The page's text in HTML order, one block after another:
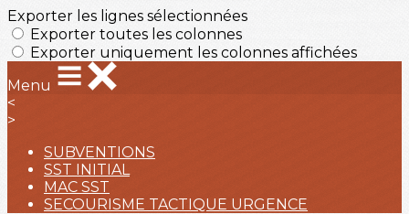
Exporter les lignes sélectionnées
Exporter toutes les colonnes
Exporter uniquement les colonnes affichées
Menu
<
>
SUBVENTIONS
SST INITIAL
MAC SST
SECOURISME TACTIQUE URGENCE